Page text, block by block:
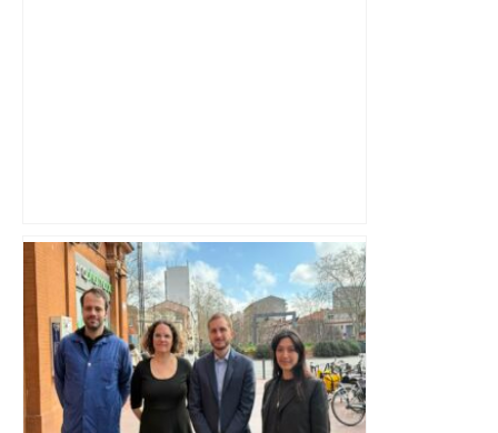
Près de Toulouse, une artiste cultive un
œil monumental dans un champ de blé
: la plus grande œuvre photographique
au monde – Portail Réussir